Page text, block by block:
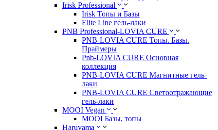
Irisk Professional
Irisk Топы и Базы
Elite Line гель-лаки
PNB Professional-LOVIA CURE
PNB-LOVIA CURE Топы. Базы.
Праймеры
Pnb-LOVIA CURE Основная
коллекция
PNB-LOVIA CURE Магнитные гель-
лаки
PNB-LOVIA CURE Cветоотражающие
гель-лаки
MOOI Vegan
MOOI Базы, топы
Haruyama